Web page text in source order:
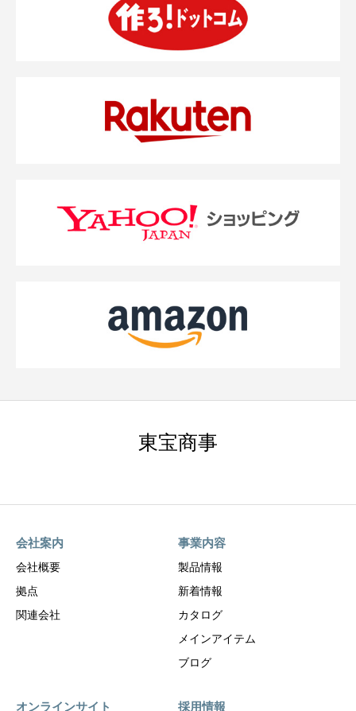
東宝商事
会社案内
会社概要
拠点
関連会社
事業内容
製品情報
新着情報
カタログ
メインアイテム
ブログ
オンラインサイト 採用情報